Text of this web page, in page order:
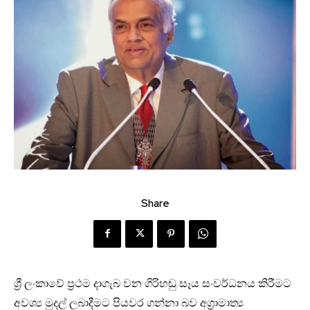
Share
ශ්‍රී ලංකාවේ ප්‍රථම දාගැබ වන ගිරිහඬු සෑය සංවර්ධනය කිරීමට
අවශ්‍ය මුදල් ලබාදීමට පියවර ගන්නා බව අග්‍රාමාත්‍ය